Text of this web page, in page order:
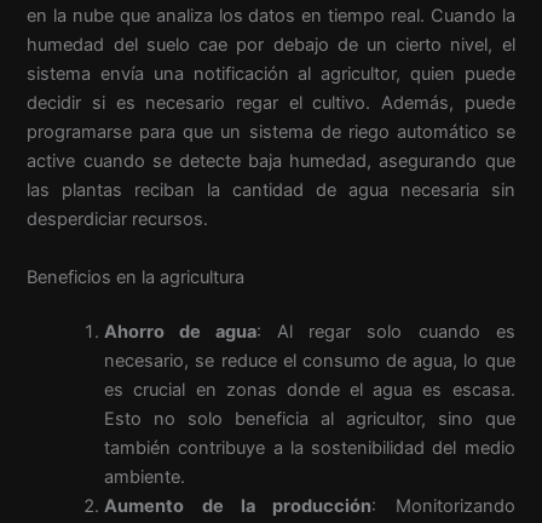
en la nube que analiza los datos en tiempo real. Cuando la
humedad del suelo cae por debajo de un cierto nivel, el
sistema envía una notificación al agricultor, quien puede
decidir si es necesario regar el cultivo. Además, puede
programarse para que un sistema de riego automático se
active cuando se detecte baja humedad, asegurando que
las plantas reciban la cantidad de agua necesaria sin
desperdiciar recursos.
Beneficios en la agricultura
Ahorro de agua: Al regar solo cuando es
necesario, se reduce el consumo de agua, lo que
es crucial en zonas donde el agua es escasa.
Esto no solo beneficia al agricultor, sino que
también contribuye a la sostenibilidad del medio
ambiente.
Aumento de la producción: Monitorizando